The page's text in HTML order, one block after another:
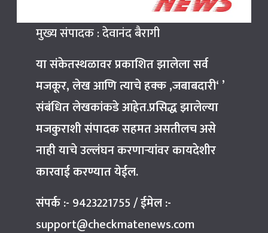
मुख्य संपादक : देवानंद बैरागी
या संकेतस्थळावर प्रकाशित झालेला सर्व
मजकूर, लेख आणि त्याचे हक्क ,जबाबदारी‘ ’
संबंधित लेखकांकडे आहेत.प्रसिद्ध झालेल्या
मजकुराशी संपादक सहमत असतीलच असे
नाही याचे उल्लंघन करणाऱ्यांवर कायदेशीर
कारवाई करण्यात येईल.
संपर्क :- 9423221755/ईमेल :-
support@checkmatenews.com